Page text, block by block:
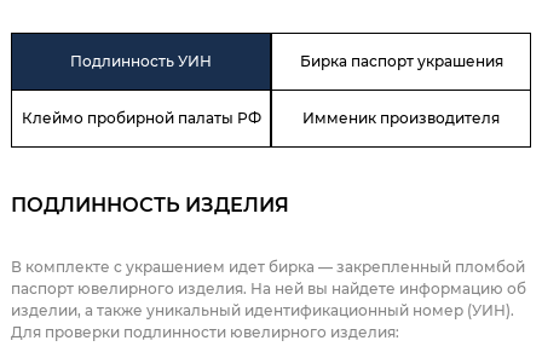
Подлинность УИН Бирка паспорт украшения
Клеймо пробирной палаты РФ Имменик производителя
ПОДЛИННОСТЬ ИЗДЕЛИЯ
В комплекте с украшением идет бирка — закрепленный пломбой
паспорт ювелирного изделия. На ней вы найдете информацию об
изделии, а также уникальный идентификационный номер (УИН).
Для проверки подлинности ювелирного изделия: